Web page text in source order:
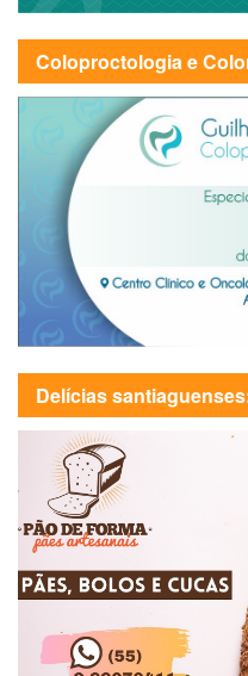
Coloproctologia e
Delícias